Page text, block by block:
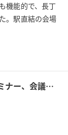
機能的で、長丁
。駅直結の会場
駅直結！横浜駅徒歩30秒｜最大12名｜セミナー、会議の利用に最適！エキニア横浜｜5階ハマポート「ミント」